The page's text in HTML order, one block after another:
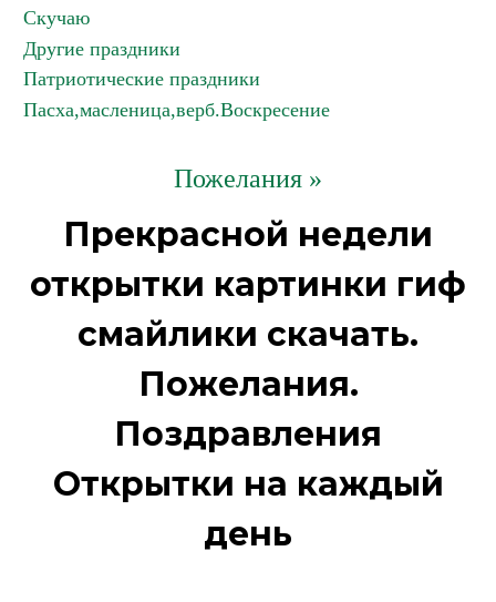
Скучаю
Другие праздники
Патриотические праздники
Пасха,масленица,верб.Воскресение
Пожелания »
Прекрасной недели
открытки картинки гиф
смайлики скачать.
Пожелания.
Поздравления
Открытки на каждый
день